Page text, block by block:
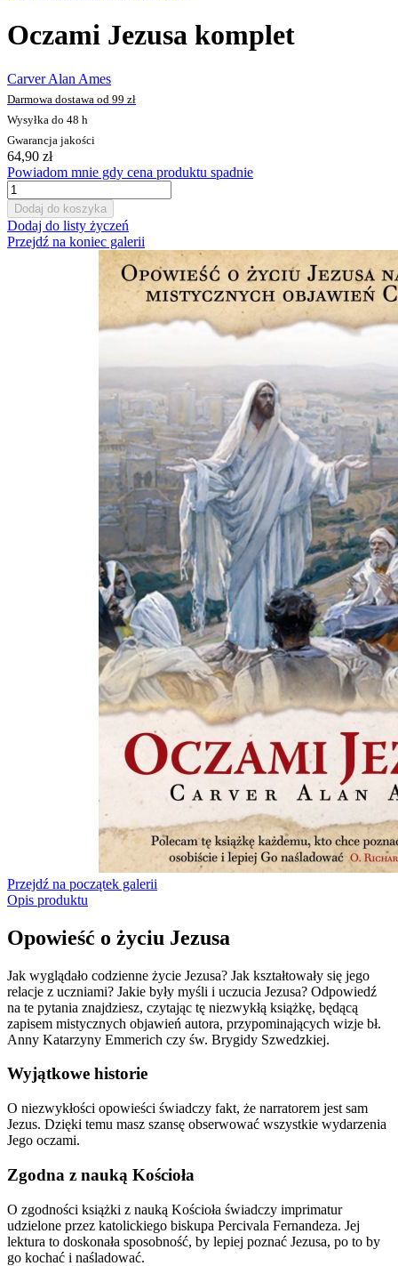
Oczami Jezusa komplet
Carver Alan Ames
Darmowa dostawa od 99 zł
Wysyłka do 48 h
Gwarancja jakości
64,90 zł
Powiadom mnie gdy cena produktu spadnie
Dodaj do koszyka
Dodaj do listy życzeń
Przejdź na koniec galerii
Przejdź na początek galerii
Opis produktu
Opowieść o życiu Jezusa
Jak wyglądało codzienne życie Jezusa? Jak kształtowały się jego
relacje z uczniami? Jakie były myśli i uczucia Jezusa? Odpowiedź
na te pytania znajdziesz, czytając tę niezwykłą książkę, będącą
zapisem mistycznych objawień autora, przypominających wizje bł.
Anny Katarzyny Emmerich czy św. Brygidy Szwedzkiej.
Wyjątkowe historie
O niezwykłości opowieści świadczy fakt, że narratorem jest sam
Jezus. Dzięki temu masz szansę obserwować wszystkie wydarzenia
Jego oczami.
Zgodna z nauką Kościoła
O zgodności książki z nauką Kościoła świadczy imprimatur
udzielone przez katolickiego biskupa Percivala Fernandeza. Jej
lektura to doskonała sposobność, by lepiej poznać Jezusa, po to by
go kochać i naśladować.